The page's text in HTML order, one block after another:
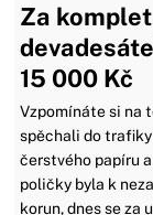
Za
15 000 Kč
Vzpomínáte si na
spěchali do trafiky
čerstvého papíru
poličky byla k
korun, dnes se